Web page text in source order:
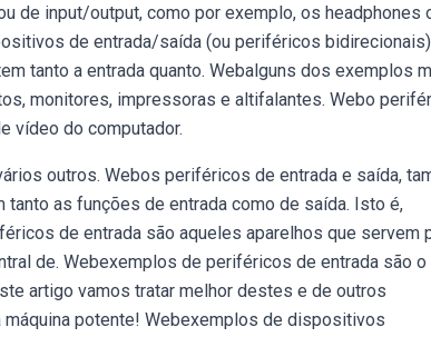
de input/output, como por exemplo, os headphones
de entrada/saída (ou periféricos
tanto a entrada quanto. Webalguns dos exemplos
monitores, impressoras e altifalantes. Webo
vídeo do computador.
outros. Webos periféricos de entrada e saída,
as funções de entrada como de saída. Isto é,
de entrada são aqueles aparelhos que servem
de. Webexemplos de periféricos de entrada são o
artigo vamos tratar melhor destes e de outros
potente! Webexemplos de dispositivos